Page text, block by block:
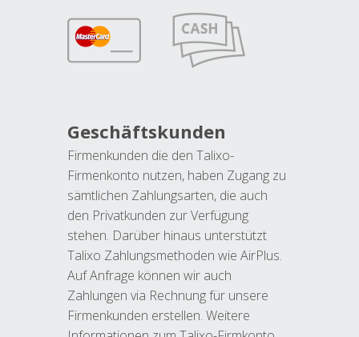
Geschäftskunden
Firmenkunden die den Talixo-
Firmenkonto nutzen, haben Zugang zu
sämtlichen Zahlungsarten, die auch
den Privatkunden zur Verfügung
stehen. Darüber hinaus unterstützt
Talixo Zahlungsmethoden wie AirPlus.
Auf Anfrage können wir auch
Zahlungen via Rechnung für unsere
Firmenkunden erstellen. Weitere